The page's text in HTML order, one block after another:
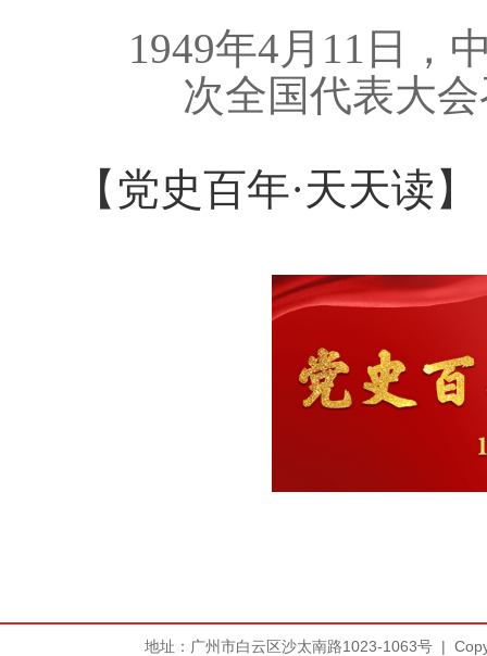
1949年4月11日，
次全国代表大
【党史百年·天天读
地址：广州市白云区沙太南路1023-1063号 |